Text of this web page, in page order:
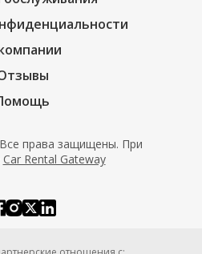
права защищены. При
Car Rental Gateway